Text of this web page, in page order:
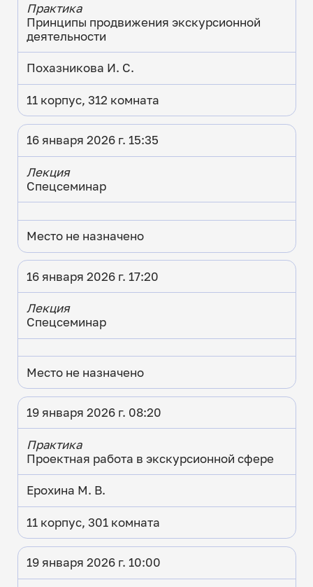
Практика
Принципы продвижения экскурсионной
деятельности
Похазникова И. С.
11 корпус, 312 комната
16 января 2026 г. 15:35
Лекция
Спецсеминар
Место не назначено
16 января 2026 г. 17:20
Лекция
Спецсеминар
Место не назначено
19 января 2026 г. 08:20
Практика
Проектная работа в экскурсионной сфере
Ерохина М. В.
11 корпус, 301 комната
19 января 2026 г. 10:00